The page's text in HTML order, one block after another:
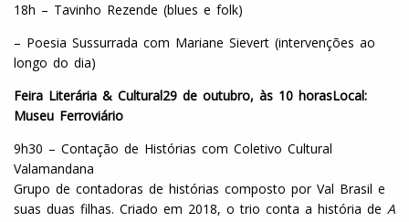
18h – Tavinho Rezende (blues e folk)
– Poesia Sussurrada com Mariane Sievert (intervenções ao
longo do dia)
Feira Literária & Cultural29 de outubro, às 10 horasLocal:
Museu Ferroviário
9h30 – Contação de Histórias com Coletivo Cultural
Valamandana
Grupo de contadoras de histórias composto por Val Brasil e
suas duas filhas. Criado em 2018, o trio conta a história de A